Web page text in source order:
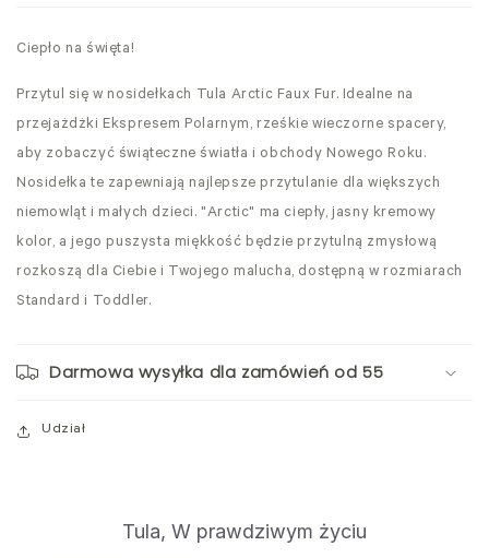
Ciepło na święta!
Przytul się w nosidełkach Tula Arctic Faux Fur. Idealne na
przejażdżki Ekspresem Polarnym, rześkie wieczorne spacery,
aby zobaczyć świąteczne światła i obchody Nowego Roku.
Nosidełka te zapewniają najlepsze przytulanie dla większych
niemowląt i małych dzieci. "Arctic" ma ciepły, jasny kremowy
kolor, a jego puszysta miękkość będzie przytulną zmysłową
rozkoszą dla Ciebie i Twojego malucha, dostępną w rozmiarach
Standard i Toddler.
Darmowa wysyłka dla zamówień od 55
Udział
Tula, W prawdziwym życiu